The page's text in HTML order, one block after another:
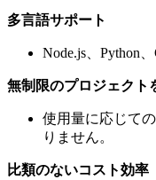
多言語サポート
Node.js、Python
無制限のプロジェクト
使用量に応じて
りません。
比類のないコスト効率